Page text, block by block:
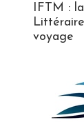
IFTM :
voyage